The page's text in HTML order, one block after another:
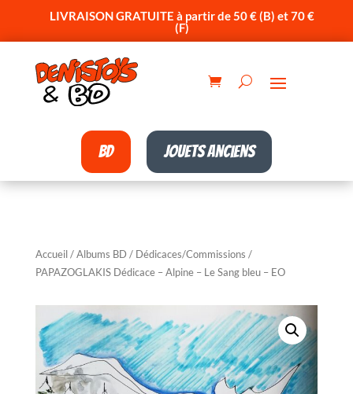
LIVRAISON GRATUITE à partir de 50 € (B) et 70 €
(F)
BD Jouets anciens
Accueil/Albums BD / Dédicaces/Commissions /
PAPAZOGLAKIS Dédicace – Alpine – Le Sang bleu – EO